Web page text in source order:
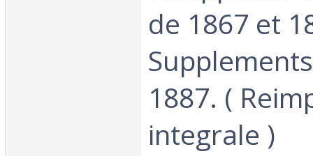
de 1867 et
1887. (
integrale )‎